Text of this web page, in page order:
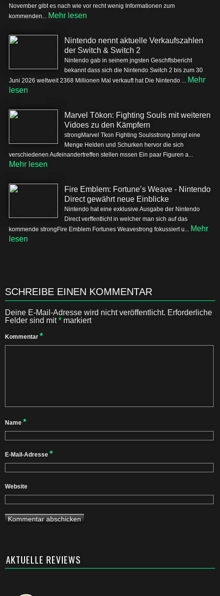
November gibt es nach wie vor recht wenig Informationen zum
kommenden... Mehr lesen
Nintendo nennt aktuelle Verkaufszahlen
der Switch & Switch 2
Nintendo gab in seinem jngsten Geschftsbericht
bekannt dass sich die Nintendo Switch 2 bis zum 30
Juni 2026 weltweit 2368 Millionen Mal verkauft hat Die Nintendo ... Mehr
lesen
Marvel Tōkon: Fighting Souls mit weiteren
Vidoes zu den Kämpfern
strongMarvel Tkon Fighting Soulsstrong bringt eine
Menge Helden und Schurken hervor die sich
verschiedenen Aufeinandertreffen stellen mssen Ein paar Figuren a...
Mehr lesen
Fire Emblem: Fortune’s Weave - Nintendo
Direct gewährt neue Einblicke
Nintendo hat eine exklusive Ausgabe der Nintendo
Direct verffentlicht in welcher man sich auf das
kommende strongFire Emblem Fortunes Weavestrong fokussiert u... Mehr
lesen
SCHREIBE EINEN KOMMENTAR
Deine E-Mail-Adresse wird nicht veröffentlicht. Erforderliche
Felder sind mit* markiert
Kommentar *
Name *
E-Mail-Adresse *
Website
AKTUELLE REVIEWS